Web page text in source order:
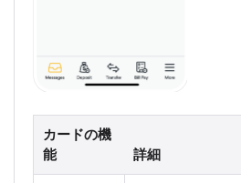
カードの機
能
詳細